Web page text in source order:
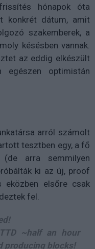
hónapok óta
konkrét dátum, amit
szakemberek, a
késésben vannak.
az eddig elkészült
egészen optimistán
arról számolt
tesztben egy, a fő
(de arra semmilyen
ki az új, proof
elsőre csak
fel.
~half an hour
producing blocks!